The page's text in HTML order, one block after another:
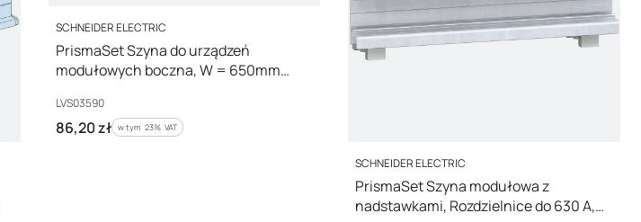
PRODUCENT
SCHNEIDER ELECTRIC
PrismaSet Szyna do urządzeń
modułowych boczna, W = 650mm
Kod producenta
LVS03590
Cena brutto
86,20 zł w tym %s VAT
w tym 23% VAT
PRODUCENT
SCHNEIDER ELECTRIC
PrismaSet Szyna modułowa z
nadstawkami, Rozdzielnice do 630 A,